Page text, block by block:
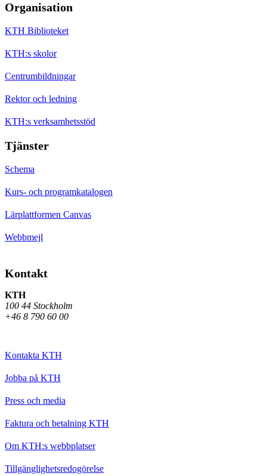
Organisation
KTH Biblioteket
KTH:s skolor
Centrumbildningar
Rektor och ledning
KTH:s verksamhetsstöd
Tjänster
Schema
Kurs- och programkatalogen
Lärplattformen Canvas
Webbmejl
Kontakt
KTH
100 44 Stockholm
+46 8 790 60 00
Kontakta KTH
Jobba på KTH
Press och media
Faktura och betalning KTH
Om KTH:s webbplatser
Tillgänglighetsredogörelse